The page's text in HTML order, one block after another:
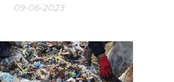
09-06-2023